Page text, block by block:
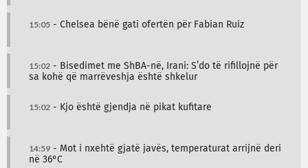
15:05 - Chelsea bënë gati ofertën për Fabian Ruiz
15:02 - Bisedimet me ShBA-në, Irani: S’do të rifillojnë për
sa kohë që marrëveshja është shkelur
15:02 - Kjo është gjendja në pikat kufitare
14:59 - Mot i nxehtë gjatë javës, temperaturat arrijnë deri
në 36°C